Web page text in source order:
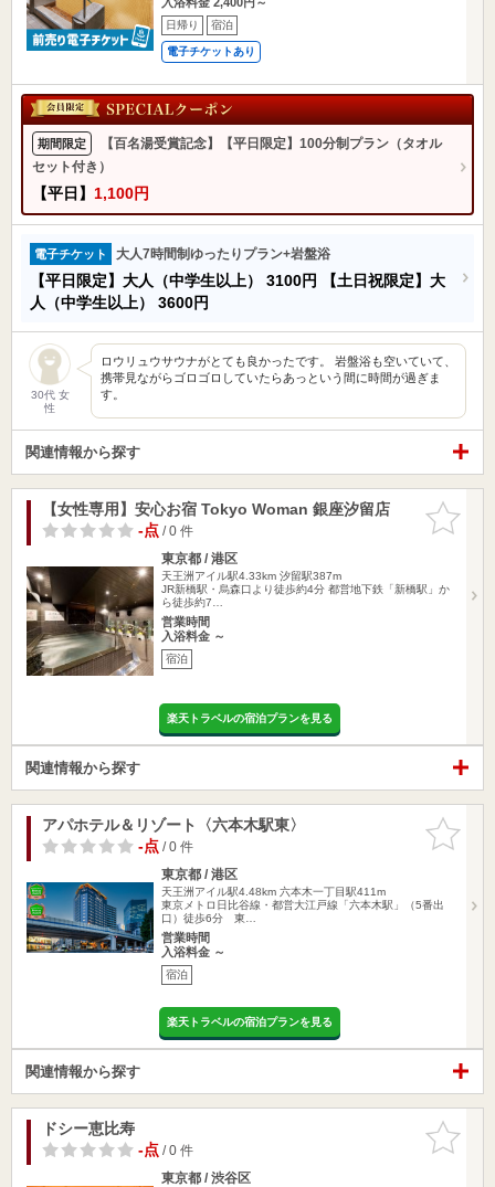
日帰り 宿泊
電子チケットあり
期間限定
【百名湯受賞記念】【平日限定】100分制プラン（タオル
セット付き）
【平日】 1,100円
電子チケット 大人7時間制ゆったりプラン+岩盤浴
【平日限定】大人（中学生以上） 3100円
【土日祝限定】大
人（中学生以上） 3600円
30代 女
性
ロウリュウサウナがとても良かったです。 岩盤浴も空いていて、
携帯見ながらゴロゴロしていたらあっという間に時間が過ぎま
す。
関連情報から探す
お気に入
りに追加
【女性専用】安心お宿 Tokyo Woman 銀座汐留店
-点/ 0 件
東京都 / 港区
天王洲アイル駅4.33km 汐留駅387m
JR新橋駅・烏森口より徒歩約4分 都営地下鉄「新橋駅」か
ら徒歩約7…
営業時間
入浴料金 ～
宿泊
楽天トラベルの宿泊プランを見る
関連情報から探す
お気に入
りに追加
アパホテル＆リゾート〈六本木駅東〉
-点/ 0 件
東京都 / 港区
天王洲アイル駅4.48km 六本木一丁目駅411m
東京メトロ日比谷線・都営大江戸線「六本木駅」（5番出
口）徒歩6分 東…
営業時間
入浴料金 ～
宿泊
楽天トラベルの宿泊プランを見る
関連情報から探す
お気に入
りに追加
ドシー恵比寿
-点/ 0 件
東京都 / 渋谷区